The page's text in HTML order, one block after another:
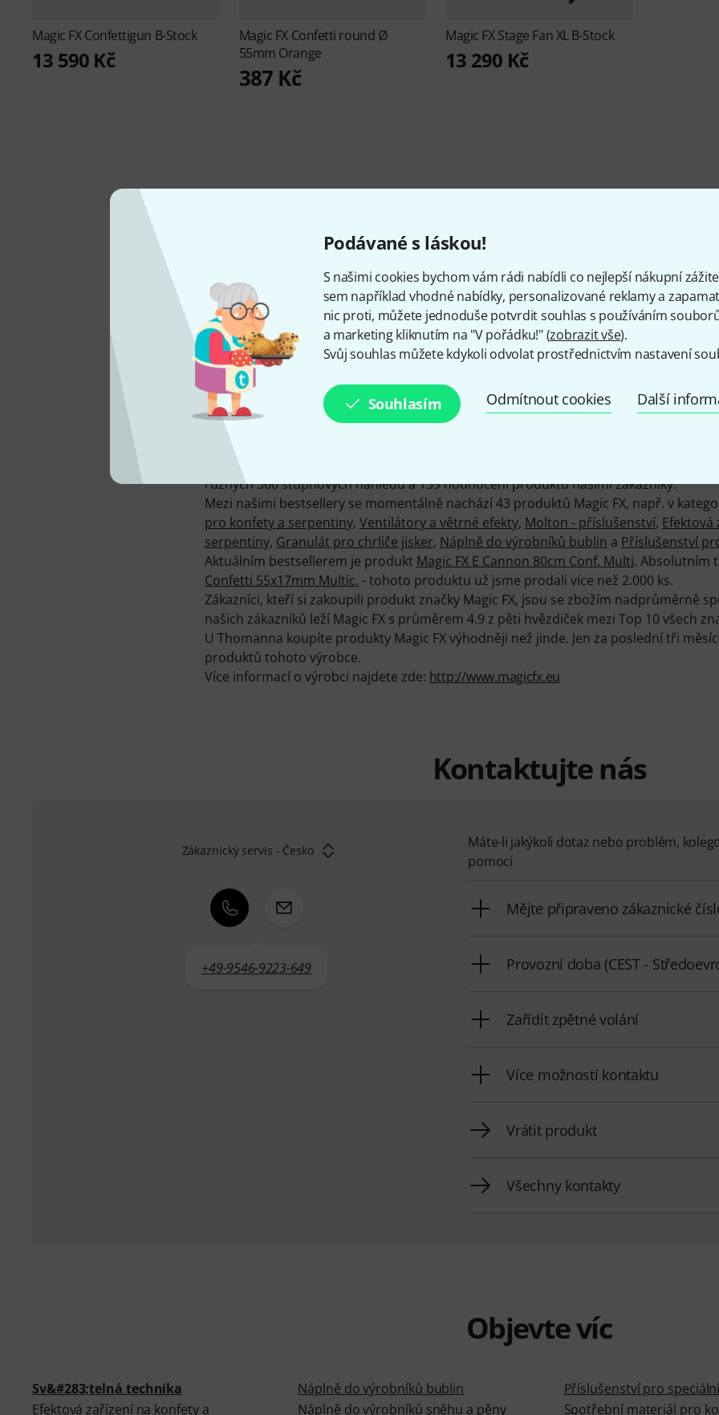
Podávané s láskou!
S našimi cookies bychom vám rádi nabídli co nejlepší nákupní
sem například vhodné nabídky, personalizované reklamy a
nic proti, můžete jednoduše potvrdit souhlas s používáním
a marketing kliknutím na "V pořádku!" (zobrazit vše).
Svůj souhlas můžete kdykoli odvolat prostřednictvím nastavení
Souhlasím Odmítnout cookies Další
Magic FXConfettigun B-Stock
13 590 Kč
Magic FX Confetti round Ø
55mm Orange
387 Kč
Magic FXStage Fan XL B-Stock
13 290 Kč
MÁME K DISPOZICI OD
2013
POLOŽKY SKLADEM
200+
Ø DOSTUPNOST
92.27% (1 rok)
Aktuálně máme v sortimentu 219 produktů Magic FX - z toho 209 k dispozici skladem.
produkty Magic FX od roku 2013.
Abychom naše zákazníky co nejlépe informovali o produktech Magic FX, najdete na
stránkách celkem 1115 médií, hodnocení a testů k produktům Magic FX - z toho
různých 360 stupňových náhledů a 139 hodnocení produktů našimi zákazníky.
Mezi našimi bestsellery se momentálně nachází 43 produktů Magic FX, např. v
pro konfety a serpentiny, Ventilátory a větrné efekty, Molton - příslušenství, Efektová
serpentiny, Granulát pro chrliče jisker, Náplně do výrobníků bublin a Příslušenství
Aktuálním bestsellerem je produkt Magic FX E Cannon 80cm Conf. Multi. Absolutním
Confetti 55x17mm Multic. - tohoto produktu už jsme prodali více než 2.000 ks.
Zákazníci, kteří si zakoupili produkt značky Magic FX, jsou se zbožím nadprůměrně
našich zákazníků leží Magic FX s průměrem 4.9 z pěti hvězdiček mezi Top 10 všech
U Thomanna koupíte produkty Magic FX výhodněji než jinde. Jen za poslední tři
produktů tohoto výrobce.
Více informací o výrobci najdete zde: http://www.magicfx.eu
Kontaktujte nás
Zákaznický servis - Česko
+49-9546-9223-649
Máte-li jakýkoli dotaz nebo problém,
pomoci
Mějte připraveno zákaznické
Provozní doba (CEST -
Zařídit zpětné volání
Více možností kontaktu
Vrátit produkt
Všechny kontakty
Objevte víc
Sv&#283;telná technika
Efektová zařízení na konfety a
Náplně do výrobníků bublin
Náplně do výrobníků sněhu a pěny
Příslušenství pro
Spotřební materiál pro